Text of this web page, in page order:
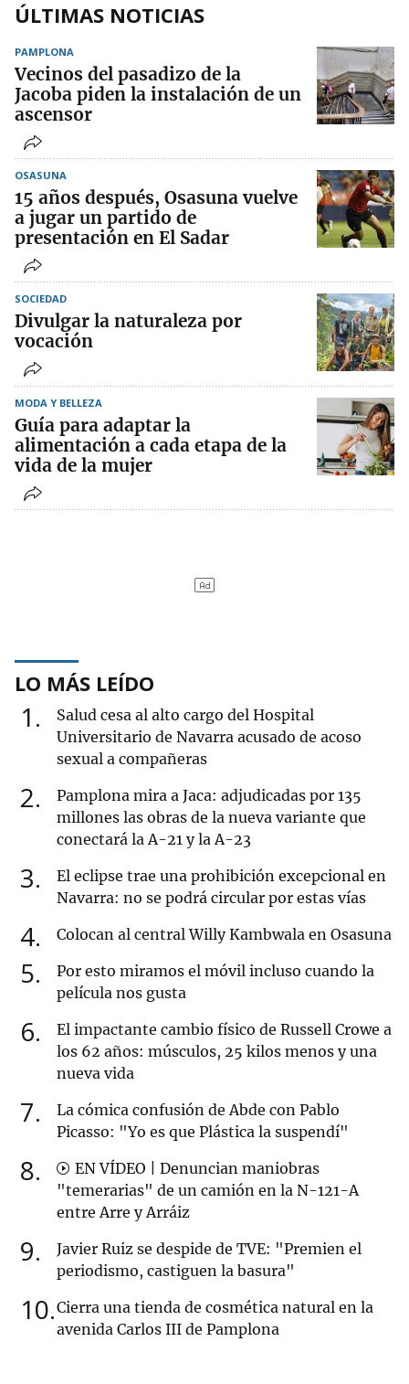
ÚLTIMAS NOTICIAS
PAMPLONA
Vecinos del pasadizo de la
Jacoba piden la instalación de un
ascensor
OSASUNA
15 años después, Osasuna vuelve
a jugar un partido de
presentación en El Sadar
SOCIEDAD
Divulgar la naturaleza por
vocación
MODA Y BELLEZA
Guía para adaptar la
alimentación a cada etapa de la
vida de la mujer
LO MÁS LEÍDO
1
Salud cesa al alto cargo del Hospital
Universitario de Navarra acusado de acoso
sexual a compañeras
2
Pamplona mira a Jaca: adjudicadas por 135
millones las obras de la nueva variante que
conectará la A-21 y la A-23
3
El eclipse trae una prohibición excepcional en
Navarra: no se podrá circular por estas vías
4 Colocan al central Willy Kambwala en Osasuna
5
Por esto miramos el móvil incluso cuando la
película nos gusta
6
El impactante cambio físico de Russell Crowe a
los 62 años: músculos, 25 kilos menos y una
nueva vida
7
La cómica confusión de Abde con Pablo
Picasso: "Yo es que Plástica la suspendí"
8
EN VÍDEO | Denuncian maniobras
"temerarias" de un camión en la N-121-A
entre Arre y Arráiz
9
Javier Ruiz se despide de TVE: "Premien el
periodismo, castiguen la basura"
10 Cierra una tienda de cosmética natural en la
avenida Carlos III de Pamplona